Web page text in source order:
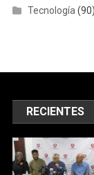
Tecnología (90)
RECIENTES